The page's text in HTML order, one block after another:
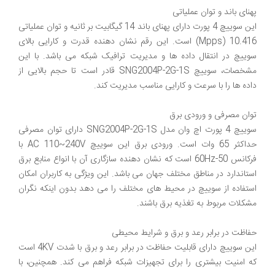
این سوییچ 4 پورت دارای پهنای باند 14 گیگابیت بر ثانیه و توان عملیاتی
10.416 (Mpps) است. این رقم نشان دهنده قدرت و کارایی بالای
سوییچ در انتقال داده ها و مدیریت ترافیک شبکه می باشد. با این
مشخصات، سوییچ SNG2004P-2G-1S قادر است تا حجم بالایی از
سوییچ 4 پورت اچ وان مدل SNG2004P-2G-1S دارای توان مصرفی
حداکثر 65 وات است. ورودی برق این سوییچ AC 110~240V با
فرکانس 50-60Hz است که نشان دهنده سازگاری آن با انواع منابع برق
استاندارد در مناطق مختلف جهان می باشد. این ویژگی به کاربران امکان
استفاده از سوییچ در محیط های مختلف را می دهد بدون اینکه نگران
این سوییچ دارای قابلیت حفاظت در برابر رعد و برق با شدت 4KV است
که امنیت بیشتری را برای تجهیزات شبکه فراهم می کند. همچنین، با